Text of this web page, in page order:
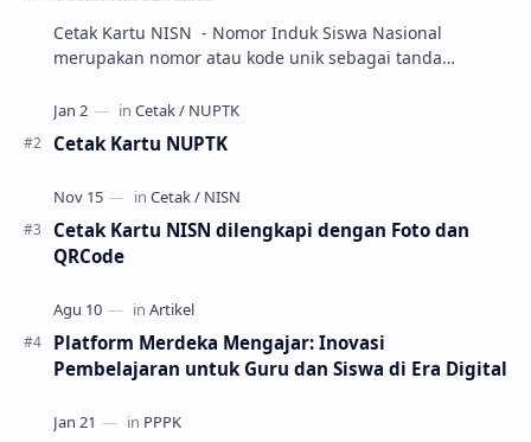
Cetak Kartu NISN - Nomor Induk Siswa Nasional
merupakan nomor atau kode unik sebagai tanda
Cetak Kartu NUPTK
Cetak Kartu NISN dilengkapi dengan Foto dan
QRCode
Platform Merdeka Mengajar: Inovasi
Pembelajaran untuk Guru dan Siswa di Era Digital